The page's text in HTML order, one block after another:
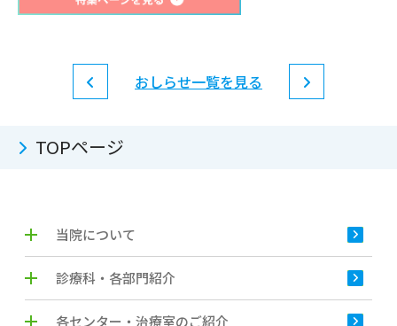
おしらせ一覧を見る
TOPページ
当院について
診療科・各部門紹介
各センター・治療室のご紹介